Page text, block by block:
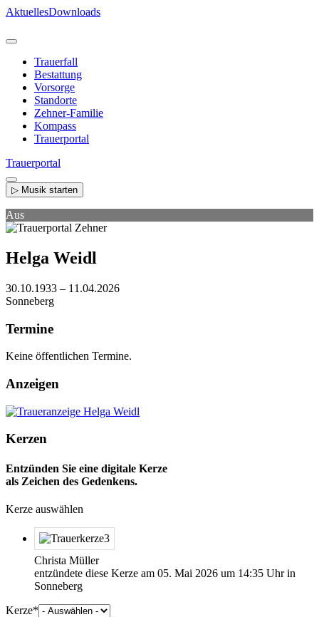
Direkt
Inhalt
AktuellesDownloads
Trauerfall
Bestattung
Vorsorge
Standorte
Zehner-Familie
Kompass
Trauerportal
Trauerportal
▷ Musik starten
Aus
Helga Weidl
30.10.1933 – 11.04.2026
Sonneberg
Termine
Keine öffentlichen Termine.
Anzeigen
Kerzen
Entzünden Sie eine digitale Kerze
als Zeichen des Gedenkens.
Kerze auswählen
Christa Müller
entzündete diese Kerze am 05. Mai 2026 um 14:35 Uhr in
Sonneberg
Kerze